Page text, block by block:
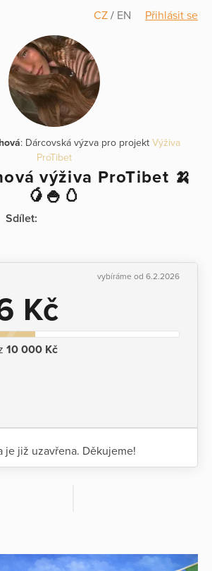
CZ / EN Přihlásit se
: Dárcovská výzva pro projekt Výživa
ProTibet
výživa ProTibet 🍌
🥭🍚🥚
Sdílet:
vybíráme od 6.2.2026
Kč
10 000 Kč
je již uzavřena. Děkujeme!